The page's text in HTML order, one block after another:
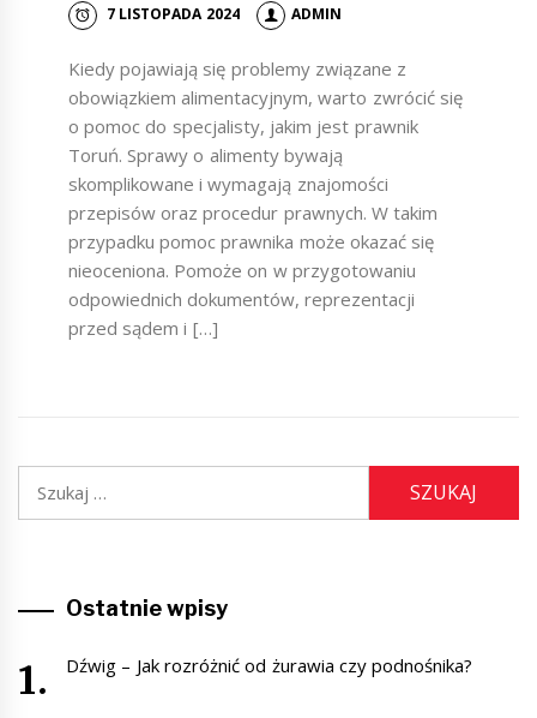
7 LISTOPADA 2024 ADMIN
Kiedy pojawiają się problemy związane z
obowiązkiem alimentacyjnym, warto zwrócić się
o pomoc do specjalisty, jakim jest prawnik
Toruń. Sprawy o alimenty bywają
skomplikowane i wymagają znajomości
przepisów oraz procedur prawnych. W takim
przypadku pomoc prawnika może okazać się
nieoceniona. Pomoże on w przygotowaniu
odpowiednich dokumentów, reprezentacji
przed sądem i […]
Ostatnie wpisy
Dźwig – Jak rozróżnić od żurawia czy podnośnika?